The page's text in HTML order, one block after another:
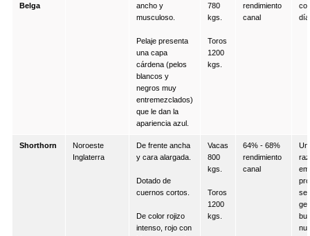
Belga
ancho y
musculoso.
Pelaje presenta
una capa
cárdena (pelos
blancos y
negros muy
entremezclados)
que le dan la
apariencia azul.
780
kgs.
Toros
1200
kgs.
rendimiento
canal
Shorthorn
Noroeste
Inglaterra
De frente ancha
y cara alargada.
Dotado de
cuernos cortos.
De color rojizo
intenso, rojo con
Vacas
800
kgs.
Toros
1200
kgs.
64% - 68%
rendimiento
canal